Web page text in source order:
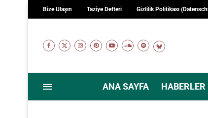
Bize Ulaşın Taziye Defteri Gizlilik Politikası
ANA SAYFA HABERLER